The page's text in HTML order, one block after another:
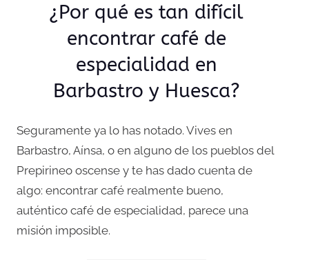
¿Por qué es tan difícil
encontrar café de
especialidad en
Barbastro y Huesca?
Seguramente ya lo has notado. Vives en
Barbastro, Aínsa, o en alguno de los pueblos del
Prepirineo oscense y te has dado cuenta de
algo: encontrar café realmente bueno,
auténtico café de especialidad, parece una
misión imposible.